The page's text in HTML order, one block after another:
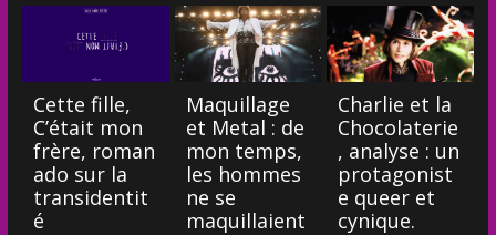
Cette fille,
C’était mon
frère, roman
ado sur la
transidentit
é
Maquillage
et Metal : de
mon temps,
les hommes
ne se
maquillaient
Charlie et la
Chocolaterie
, analyse : un
protagonist
e queer et
cynique.